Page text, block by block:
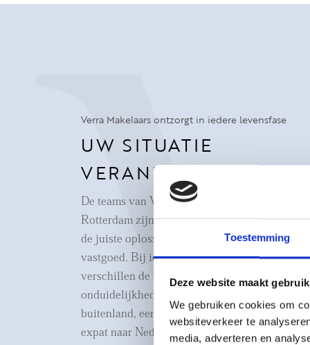
Toestemming
Deze website maakt
We gebruiken cookies om
websiteverkeer te
media, adverteren en
Verra Makelaars ontzorgt in iedere levensfase
UW SITUATIE
VERANDERT
De teams van Verra Makelaars in Den Haag en
Rotterdam zijn gespecialiseerd in het vinden
de juiste oplossingen voor al uw vragen
vastgoed. Bij iedere stap in uw wooncarrière
verschillen de wensen, eisen, vragen en
onduidelijkheden. Of u nu verhuist naar het
buitenland, een woning zoekt in Nederland of
expat naar Nederland komt, goede begeleiding